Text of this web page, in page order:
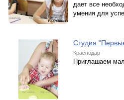
дает все
умения для
Студия
Краснодар
Приглашаем